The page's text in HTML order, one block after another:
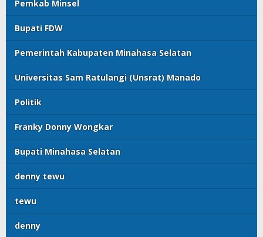
Pemkab Minsel
Bupati FDW
Pemerintah Kabupaten Minahasa Selatan
Universitas Sam Ratulangi (Unsrat) Manado
Politik
Franky Donny Wongkar
Bupati Minahasa Selatan
denny tewu
tewu
denny